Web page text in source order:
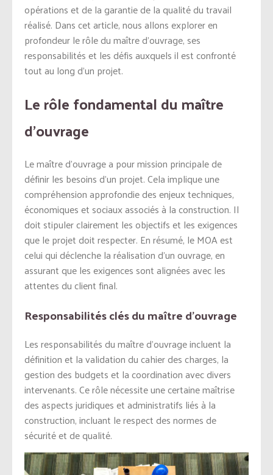
opérations et de la garantie de la qualité du travail
réalisé. Dans cet article, nous allons explorer en
profondeur le rôle du maître d’ouvrage, ses
responsabilités et les défis auxquels il est confronté
tout au long d’un projet.
Le rôle fondamental du maître
d’ouvrage
Le maître d’ouvrage a pour mission principale de
définir les besoins d’un projet. Cela implique une
compréhension approfondie des enjeux techniques,
économiques et sociaux associés à la construction. Il
doit stipuler clairement les objectifs et les exigences
que le projet doit respecter. En résumé, le MOA est
celui qui déclenche la réalisation d’un ouvrage, en
assurant que les exigences sont alignées avec les
attentes du client final.
Responsabilités clés du maître d’ouvrage
Les responsabilités du maître d’ouvrage incluent la
définition et la validation du cahier des charges, la
gestion des budgets et la coordination avec divers
intervenants. Ce rôle nécessite une certaine maîtrise
des aspects juridiques et administratifs liés à la
construction, incluant le respect des normes de
sécurité et de qualité.